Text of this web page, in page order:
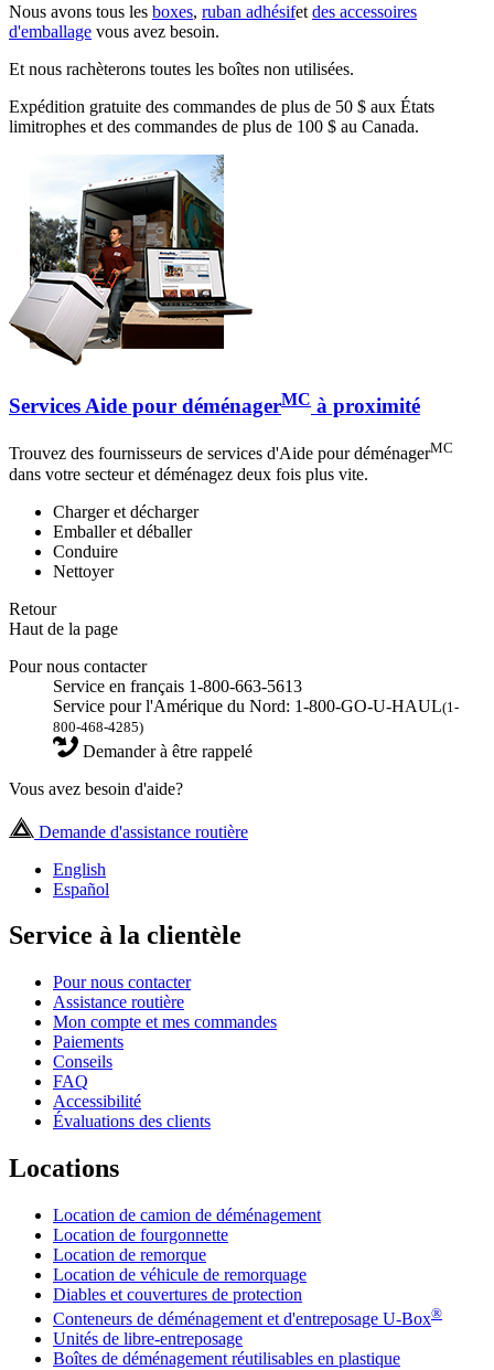
Nous avons tous les boxes, ruban adhésifet des accessoires
d'emballage vous avez besoin.
Et nous rachèterons toutes les boîtes non utilisées.
Expédition gratuite des commandes de plus de 50 $ aux États
limitrophes et des commandes de plus de 100 $ au Canada.
Services Aide pour déménagerMC à proximité
Trouvez des fournisseurs de services d'Aide pour déménagerMC
dans votre secteur et déménagez deux fois plus vite.
Charger et décharger
Emballer et déballer
Conduire
Nettoyer
Retour
Haut de la page
Pour nous contacter
Service en français 1-800-663-5613
Service pour l'Amérique du Nord: 1-800-GO-U-HAUL(1-
800-468-4285)
Demander à être rappelé
Vous avez besoin d'aide?
Demande d'assistance routière
English
Español
Service à la clientèle
Pour nous contacter
Assistance routière
Mon compte et mes commandes
Paiements
Conseils
FAQ
Accessibilité
Évaluations des clients
Locations
Location de camion de déménagement
Location de fourgonnette
Location de remorque
Location de véhicule de remorquage
Diables et couvertures de protection
Conteneurs de déménagement et d'entreposage U-Box®
Unités de libre-entreposage
Boîtes de déménagement réutilisables en plastique